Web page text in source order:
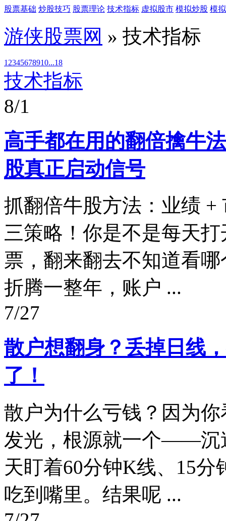
股票基础 炒股技巧 股票理论 技术指标 虚拟股市 模拟炒股 模
游侠股票网 » 技术指标
1 2345678910...18
技术指标
8/1
高手都在用的翻倍擒牛
股真正启动信号
抓翻倍牛股方法：业绩
三策略！你是不是每天
票，翻来翻去不知道看
折腾一整年，账户 ...
7/27
散户想翻身？丢掉日线
了！
散户为什么亏钱？因为
发光，根源就一个——沉
天盯着60分钟K线、15
吃到嘴里。结果呢 ...